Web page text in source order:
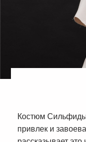
Костюм
привлек и